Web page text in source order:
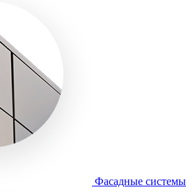
Фасадные системы